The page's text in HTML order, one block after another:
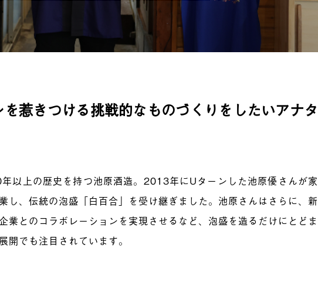
惹きつける挑戦的なものづくりをしたいアナタ
以上の歴史を持つ池原酒造。2013年にUターンした池原優さんが家
し、伝統の泡盛「白百合」 を受け継ぎました。池原さんはさらに、 新
業とのコラボレーションを実現させるなど、 泡盛を造るだけにとどま
開でも注目されています。